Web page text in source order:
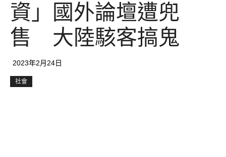
資」國外論壇遭兜
售 大陸駭客搞鬼
2023年2月24日
社會